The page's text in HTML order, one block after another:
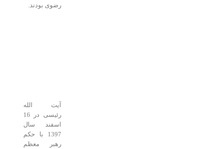
رضوی بودند.
آیت الله
رئیسی در 16
اسفند سال
1397 با حکم
رهبر معظم